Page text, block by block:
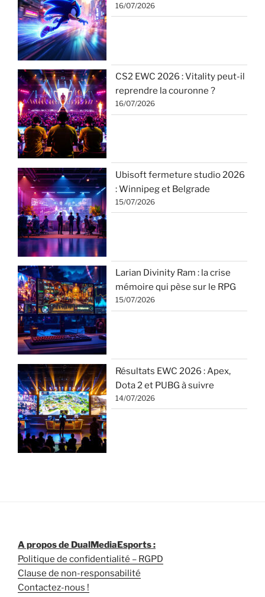
16/07/2026
CS2 EWC 2026 : Vitality peut-il
reprendre la couronne ?
16/07/2026
Ubisoft fermeture studio 2026
: Winnipeg et Belgrade
15/07/2026
Larian Divinity Ram : la crise
mémoire qui pèse sur le RPG
15/07/2026
Résultats EWC 2026 : Apex,
Dota 2 et PUBG à suivre
14/07/2026
A propos de DualMediaEsports :
Politique de confidentialité – RGPD
Clause de non-responsabilité
Contactez-nous !